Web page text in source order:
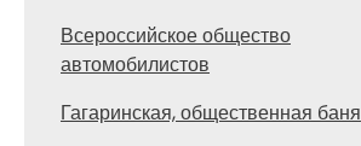
Всероссийское общество
автомобилистов
Гагаринская, общественная баня